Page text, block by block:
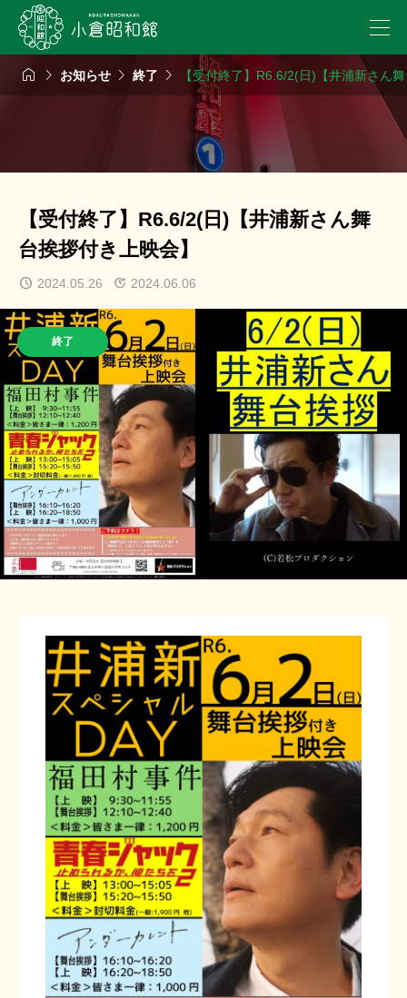
  お知らせ  終了  【受付終了】R6.6/2(日)【井浦新さん
【受付終了】R6.6/2(日)【井浦新さん舞
台挨拶付き上映会】
2024.05.26 2024.06.06
終了